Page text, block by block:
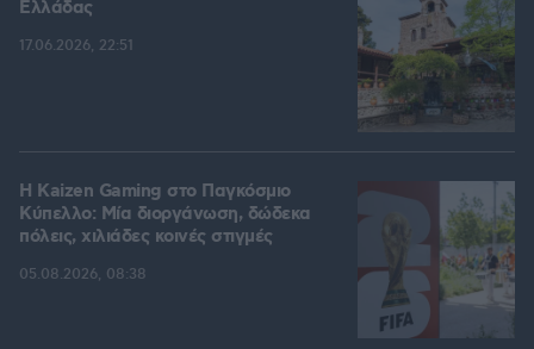
Ελλάδας
17.06.2026, 22:51
H Kaizen Gaming στο Παγκόσμιο
Kύπελλο: Μία διοργάνωση, δώδεκα
πόλεις, χιλιάδες κοινές στιγμές
05.08.2026, 08:38